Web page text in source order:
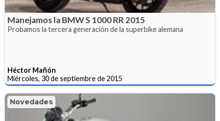
Manejamos la BMW S 1000 RR 2015
Probamos la tercera generación de la superbike alemana
Héctor Mañón
Miércoles, 30 de septiembre de 2015
Novedades